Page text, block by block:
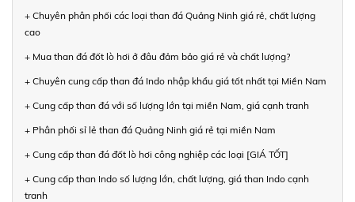
+ Chuyên phân phối các loại than đá Quảng Ninh giá rẻ, chất lượng
cao
+ Mua than đá đốt lò hơi ở đâu đảm bảo giá rẻ và chất lượng?
+ Chuyên cung cấp than đá Indo nhập khẩu giá tốt nhất tại Miền Nam
+ Cung cấp than đá với số lượng lớn tại miền Nam, giá cạnh tranh
+ Phân phối sỉ lẻ than đá Quảng Ninh giá rẻ tại miền Nam
+ Cung cấp than đá đốt lò hơi công nghiệp các loại [GIÁ TỐT]
+ Cung cấp than Indo số lượng lớn, chất lượng, giá than Indo cạnh
tranh